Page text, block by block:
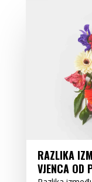
RAZLIKA
VJENCA OD